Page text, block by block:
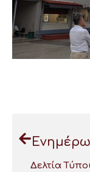
Δελτία